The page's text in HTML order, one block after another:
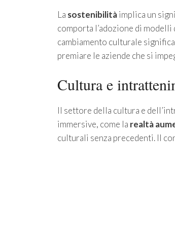
La sostenibilitàimplica un
comporta l’adozione di modelli
cambiamento culturale
premiare le aziende che si
Cultura e
Il settore della cultura e
immersive, come la realtà
culturali senza precedenti. Il